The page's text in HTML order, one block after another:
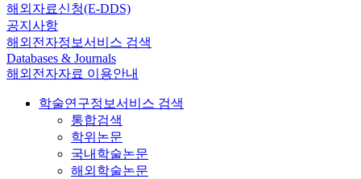
해외자료신청(E-DDS)
공지사항
해외전자정보서비스 검색
Databases & Journals
해외전자자료 이용안내
학술연구정보서비스 검색
통합검색
학위논문
국내학술논문
해외학술논문